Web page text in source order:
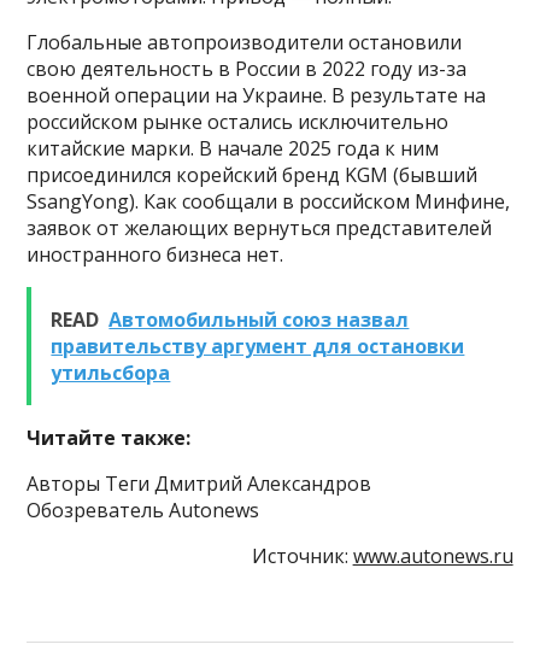
Глобальные автопроизводители остановили
свою деятельность в России в 2022 году из-за
военной операции на Украине. В результате на
российском рынке остались исключительно
китайские марки. В начале 2025 года к ним
присоединился корейский бренд KGM (бывший
SsangYong). Как сообщали в российском Минфине,
заявок от желающих вернуться представителей
иностранного бизнеса нет.
READ Автомобильный союз назвал
правительству аргумент для остановки
утильсбора
Читайте также:
Авторы Теги Дмитрий Александров
Обозреватель Autonews
Источник: www.autonews.ru